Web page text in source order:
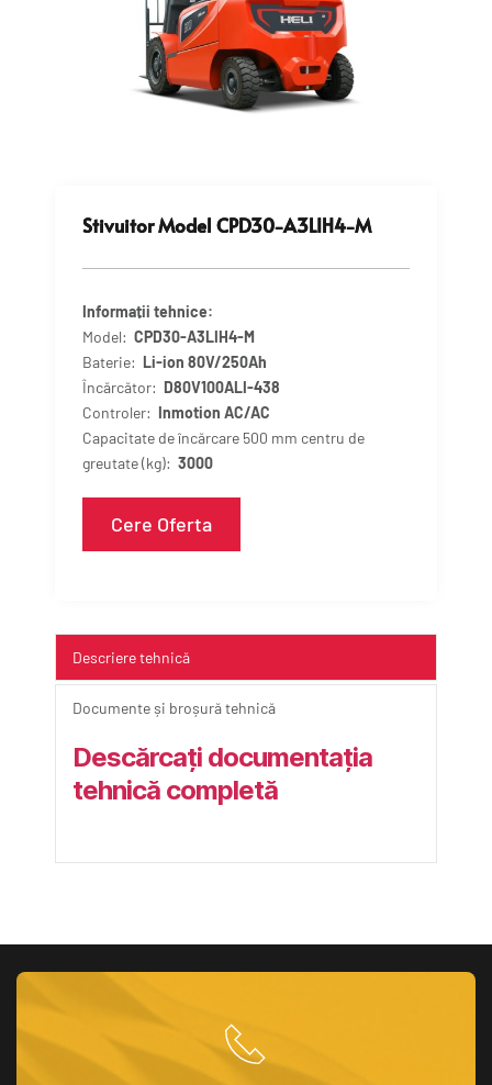
Stivuitor Model CPD30-A3LIH4-M
Informații tehnice:
Model: CPD30-A3LIH4-M
Baterie: Li-ion 80V/250Ah
Încărcător: D80V100ALI-438
Controler: Inmotion AC/AC
Capacitate de încărcare 500 mm centru de
greutate (kg): 3000
Cere Oferta
Descriere tehnică
Documente și broșură tehnică
Descărcați documentația
tehnică completă